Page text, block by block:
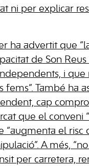
ni per explicar
ha advertit que
de Son
i
També ha
cap
que el
el risc
A més,
per carretera,